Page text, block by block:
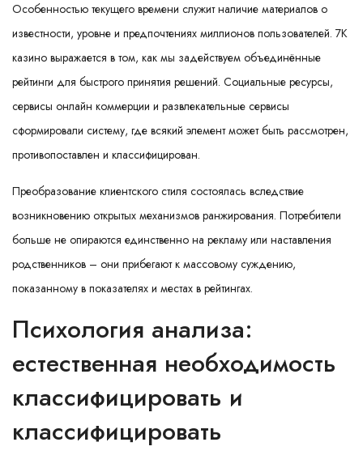
Особенностью текущего времени служит наличие материалов о
известности, уровне и предпочтениях миллионов пользователей. 7К
казино выражается в том, как мы задействуем объединённые
рейтинги для быстрого принятия решений. Социальные ресурсы,
сервисы онлайн коммерции и развлекательные сервисы
сформировали систему, где всякий элемент может быть рассмотрен,
противопоставлен и классифицирован.
Преобразование клиентского стиля состоялась вследствие
возникновению открытых механизмов ранжирования. Потребители
больше не опираются единственно на рекламу или наставления
родственников – они прибегают к массовому суждению,
показанному в показателях и местах в рейтингах.
Психология анализа:
естественная необходимость
классифицировать и
классифицировать